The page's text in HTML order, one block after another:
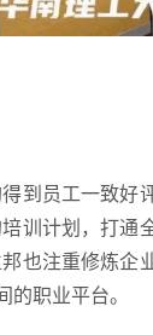
到员工一致好
训计划，打通
也注重修炼企业
职业平台。